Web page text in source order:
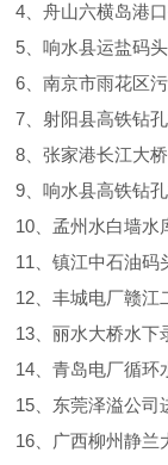
4、舟山六横岛港
5、响水县运盐码
6、南京市雨花区
7、射阳县高铁钻
8、张家港长江大
9、响水县高铁钻
10、孟州水白墙水
11、镇江中石油码
12、丰城电厂赣江
13、丽水大桥水下
14、青岛电厂循环
15、东莞泽溢公司
16、广西柳州静兰